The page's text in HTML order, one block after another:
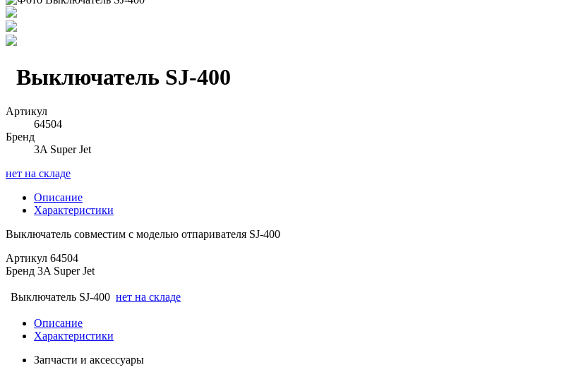
Выключатель SJ-400
Артикул
64504
Бренд
3A Super Jet
нет на складе
Описание
Характеристики
Выключатель совместим с моделью отпаривателя SJ-400
Артикул 64504
Бренд 3A Super Jet
Выключатель SJ-400 нет на складе
Описание
Характеристики
Запчасти и аксессуары